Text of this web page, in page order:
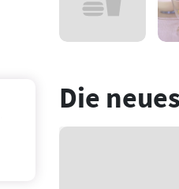
Die